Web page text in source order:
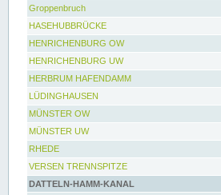
Groppenbruch
HASEHUBBRÜCKE
HENRICHENBURG OW
HENRICHENBURG UW
HERBRUM HAFENDAMM
LÜDINGHAUSEN
MÜNSTER OW
MÜNSTER UW
RHEDE
VERSEN TRENNSPITZE
DATTELN-HAMM-KANAL